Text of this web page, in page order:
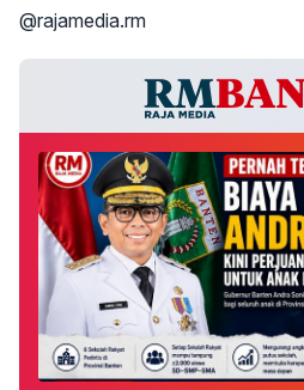
@rajamedia.rm